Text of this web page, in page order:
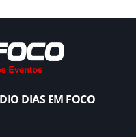
DIAS EM FOCO